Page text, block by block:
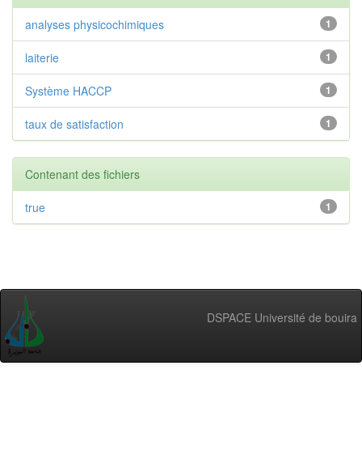
1
analyses physicochimiques
1
laiterie
1
Système HACCP
1
taux de satisfaction
Contenant des fichiers
1
true
DSPACE Université de bouira